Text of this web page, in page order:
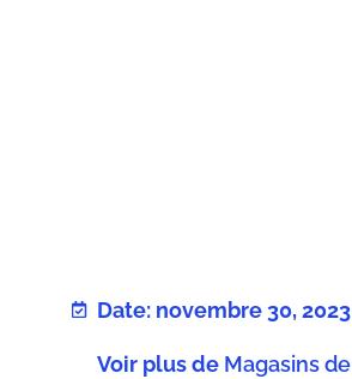
Date: novembre 30, 2023
Voir plus de Magasins de